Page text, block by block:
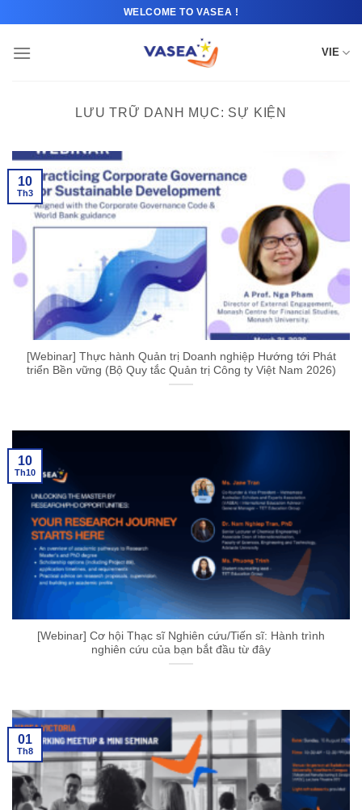
nội
WELCOME TO VASEA !
VIE
LƯU TRỮ DANH MỤC: SỰ KIỆN
[Webinar] Thực hành Quản trị Doanh nghiệp Hướng tới Phát
triển Bền vững (Bộ Quy tắc Quản trị Công ty Việt Nam 2026)
10
Th3
[Webinar] Cơ hội Thạc sĩ Nghiên cứu/Tiến sĩ: Hành trình
nghiên cứu của bạn bắt đầu từ đây
10
Th10
01
Th8